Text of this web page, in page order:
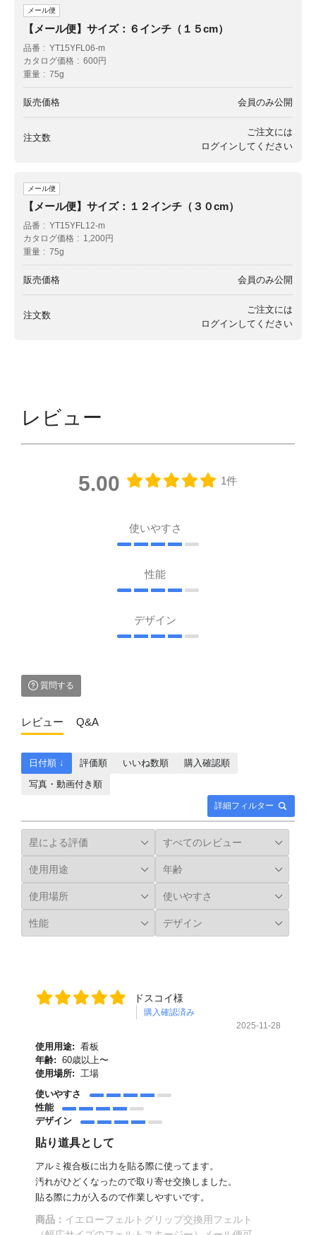
メール便
【メール便】サイズ：６インチ（１５cm）
品番
YT15YFL06-m
カタログ価格
600円
重量
75g
販売価格 会員のみ公開
注文数
ご注文には
ログイン してください
メール便
【メール便】サイズ：１２インチ（３０cm）
品番
YT15YFL12-m
カタログ価格
1,200円
重量
75g
販売価格 会員のみ公開
注文数
ご注文には
ログイン してください
レビュー
5.00 1件
使いやすさ
性能
デザイン
質問する
レビュー Q&A
詳細フィルター
日付順 ↓ 評価順 いいね数順
購入確認順
写真・動画付き順
ドスコイ様
購入確認済み
2025-11-28
使用用途: 看板
年齢: 60歳以上〜
使用場所: 工場
使いやすさ
性能
デザイン
貼り道具として
アルミ複合板に出力を貼る際に使ってます。
汚れがひどくなったので取り寄せ交換しました。
貼る際に力が入るので作業しやすいです。
商品： イエローフェルトグリップ交換用フェルト